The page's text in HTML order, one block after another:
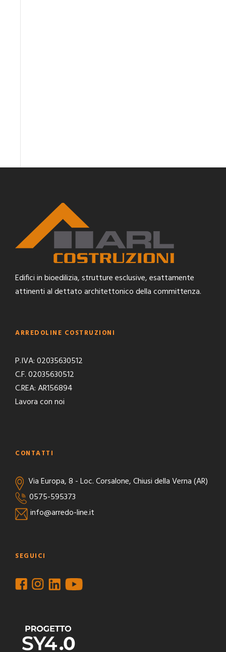
Edifici in bioedilizia, strutture esclusive, esattamente
attinenti al dettato architettonico della committenza.
ARREDOLINE COSTRUZIONI
P.IVA: 02035630512
C.F. 02035630512
C.REA: AR156894
Lavora con noi
CONTATTI
Via Europa, 8 - Loc. Corsalone, Chiusi della Verna (AR)
0575-595373
info@arredo-line.it
SEGUICI